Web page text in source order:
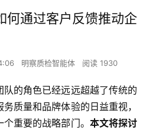
何通过客户反馈推动企
明察质检智能体 阅读 1930
的角色已经远远超越了传统的
质量和品牌体验的日益重视，
重要的战略部门。 本文将探讨